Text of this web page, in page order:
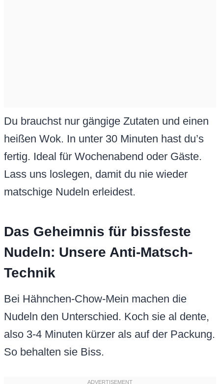
Du brauchst nur gängige Zutaten und einen
heißen Wok. In unter 30 Minuten hast du’s
fertig. Ideal für Wochenabend oder Gäste.
Lass uns loslegen, damit du nie wieder
matschige Nudeln erleidest.
Das Geheimnis für bissfeste
Nudeln: Unsere Anti-Matsch-
Technik
Bei Hähnchen-Chow-Mein machen die
Nudeln den Unterschied. Koch sie al dente,
also 3-4 Minuten kürzer als auf der Packung.
So behalten sie Biss.